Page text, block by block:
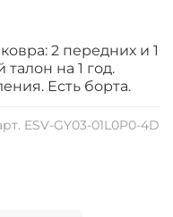
ESV-GY03-01L0P0-4D
2 передних и 1
на 1 год.
. Есть борта.